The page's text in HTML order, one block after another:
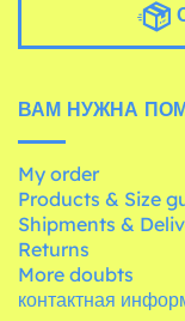
ВАМ НУЖНА
My order
Products & Size
Shipments &
Returns
More doubts
контактная